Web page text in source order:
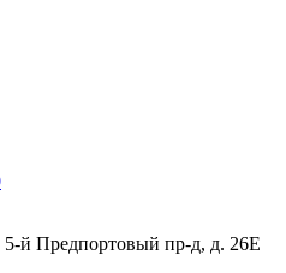
5-й Предпортовый пр-д, д. 26Е